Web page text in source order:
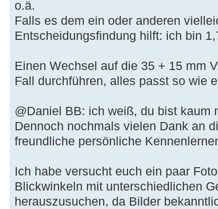
o.ä.
Falls es dem ein oder anderen
Entscheidungsfindung hilft: ich bin
Einen Wechsel auf die 35 + 15 mm
Fall durchführen, alles passt so wie
@Daniel BB: ich weiß, du bist kaum
Dennoch nochmals vielen Dank an
freundliche persönliche
Ich habe versucht euch ein paar
Blickwinkeln mit unterschiedlichen
herauszusuchen, da Bilder